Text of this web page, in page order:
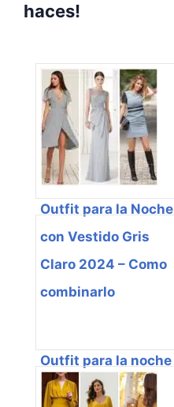
haces!
Outfit para la Noche
con Vestido Gris
Claro 2024 – Como
combinarlo
Outfit para la noche
con vestido lila -